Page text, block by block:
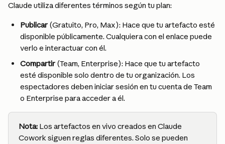
Claude utiliza diferentes términos según tu plan:
Publicar (Gratuito, Pro, Max): Hace que tu artefacto esté
disponible públicamente. Cualquiera con el enlace puede
verlo e interactuar con él.
Compartir (Team, Enterprise): Hace que tu artefacto
esté disponible solo dentro de tu organización. Los
espectadores deben iniciar sesión en tu cuenta de Team
o Enterprise para acceder a él.
Nota: Los artefactos en vivo creados en Claude
Cowork siguen reglas diferentes. Solo se pueden